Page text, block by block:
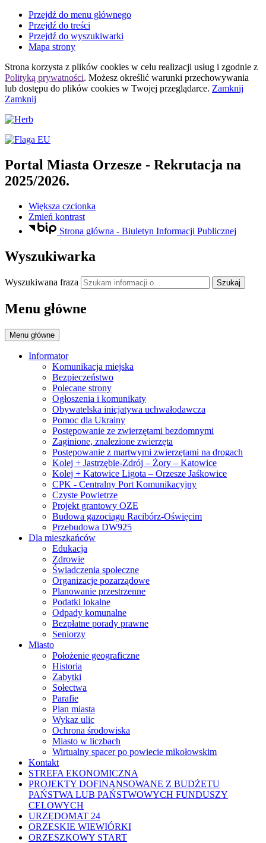
Przejdź do menu głównego
Przejdź do treści
Przejdź do wyszukiwarki
Mapa strony
Strona korzysta z plików cookies w celu realizacji usług i zgodnie z
Polityką prywatności. Możesz określić warunki przechowywania
lub dostępu do plików cookies w Twojej przeglądarce. Zamknij
Zamknij
Portal Miasta Orzesze - Rekrutacja na
2025/2026.
Większa czcionka
Zmień kontrast
Strona główna - Biuletyn Informacji Publicznej
Wyszukiwarka
Wyszukiwana fraza Szukaj
Menu główne
Menu główne
Informator
Komunikacja miejska
Bezpieczeństwo
Polecane strony
Ogłoszenia i komunikaty
Obywatelska inicjatywa uchwałodawcza
Pomoc dla Ukrainy
Postępowanie ze zwierzętami bezdomnymi
Zaginione, znalezione zwierzęta
Postępowanie z martwymi zwierzętami na drogach
Kolej + Jastrzębie-Zdrój – Żory – Katowice
Kolej + Katowice Ligota – Orzesze Jaśkowice
CPK - Centralny Port Komunikacyjny
Czyste Powietrze
Projekt grantowy OZE
Budowa gazociągu Racibórz-Oświęcim
Przebudowa DW925
Dla mieszkańców
Edukacja
Zdrowie
Świadczenia społeczne
Organizacje pozarządowe
Planowanie przestrzenne
Podatki lokalne
Odpady komunalne
Bezpłatne porady prawne
Seniorzy
Miasto
Położenie geograficzne
Historia
Zabytki
Sołectwa
Parafie
Plan miasta
Wykaz ulic
Ochrona środowiska
Miasto w liczbach
Wirtualny spacer po powiecie mikołowskim
Kontakt
STREFA EKONOMICZNA
PROJEKTY DOFINANSOWANE Z BUDŻETU
PAŃSTWA LUB PAŃSTWOWYCH FUNDUSZY
CELOWYCH
URZĘDOMAT 24
ORZESKIE WIEWIÓRKI
ORZESZKOWY START